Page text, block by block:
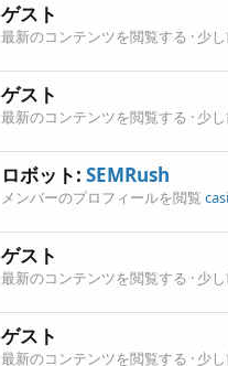
ゲスト
最新のコンテンツを閲覧する 少
ゲスト
最新のコンテンツを閲覧する 少
ロボット: SEMRush
メンバーのプロフィールを閲覧
ゲスト
最新のコンテンツを閲覧する 少
ゲスト
最新のコンテンツを閲覧する 少